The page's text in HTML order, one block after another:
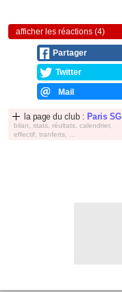
afficher les réactions (4)
Partager
Twitter
Mail
la page du club : Paris SG
bilan, stats, réultats, calendrier,
effectif, tranferts, ...